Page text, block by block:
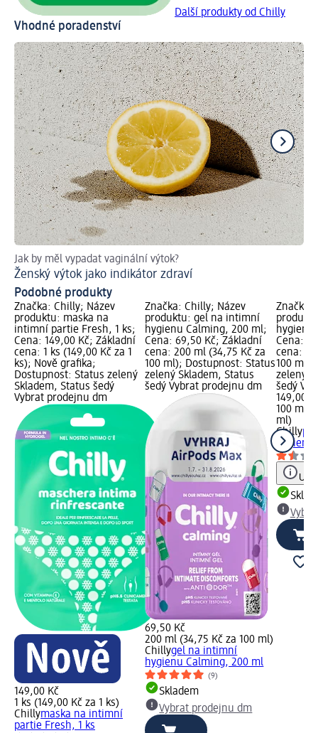
Další produkty od Chilly
Vhodné poradenství
Jak by měl vypadat vaginální výtok?
Ženský výtok jako indikátor zdraví
Podobné produkty
Značka: Chilly; Název
produktu: maska na
intimní partie Fresh, 1 ks;
Cena: 149,00 Kč; Základní
cena: 1 ks (149,00 Kč za 1
ks); Nově grafika;
Dostupnost: Status zelený
Skladem, Status šedý
Vybrat prodejnu dm
149,00 Kč
1 ks (149,00 Kč za 1 ks)
Chillymaska na intimní
partie Fresh, 1 ks
Značka: Chilly; Název
produktu: gel na intimní
hygienu Calming, 200 ml;
Cena: 69,50 Kč; Základní
cena: 200 ml (34,75 Kč za
100 ml); Dostupnost: Status
zelený Skladem, Status
šedý Vybrat prodejnu dm
69,50 Kč
200 ml (34,75 Kč za 100 ml)
Chillygel na intimní
hygienu Calming, 200 ml
(9)
Skladem
Vybrat prodejnu dm
Značka:
hygienu
Cena:
cena:
100 ml);
zelený
šedý
149,00
100 ml
ml)
Chilly